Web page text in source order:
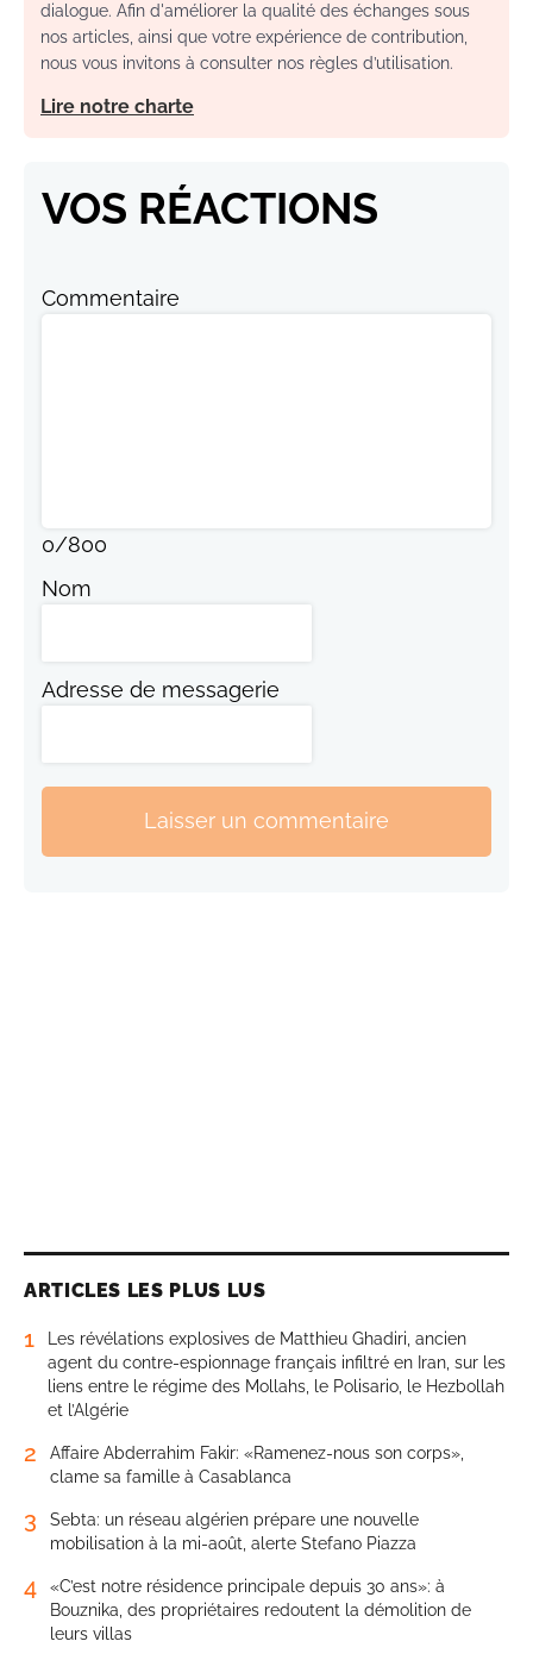
dialogue. Afin d'améliorer la qualité des échanges sous
nos articles, ainsi que votre expérience de contribution,
nous vous invitons à consulter nos règles d’utilisation.
Lire notre charte
VOS RÉACTIONS
Commentaire
0/800
Nom
Adresse de messagerie
Laisser un commentaire
ARTICLES LES PLUS LUS
1
Les révélations explosives de Matthieu Ghadiri, ancien
agent du contre-espionnage français infiltré en Iran, sur les
liens entre le régime des Mollahs, le Polisario, le Hezbollah
et l’Algérie
2
Affaire Abderrahim Fakir: «Ramenez-nous son corps»,
clame sa famille à Casablanca
3
Sebta: un réseau algérien prépare une nouvelle
mobilisation à la mi-août, alerte Stefano Piazza
4
«C’est notre résidence principale depuis 30 ans»: à
Bouznika, des propriétaires redoutent la démolition de
leurs villas